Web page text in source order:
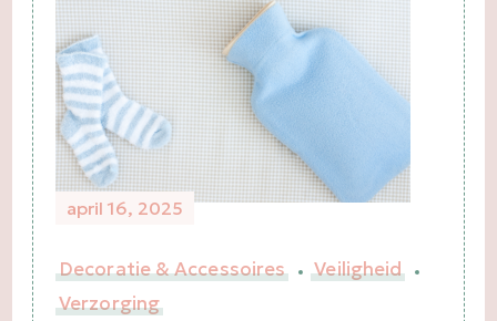
april 16, 2025
Decoratie & Accessoires
Veiligheid
Verzorging